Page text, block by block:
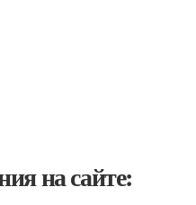
на сайте: